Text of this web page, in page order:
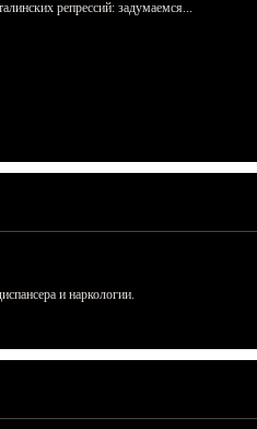
репрессий: задумаемся...
и наркологии.